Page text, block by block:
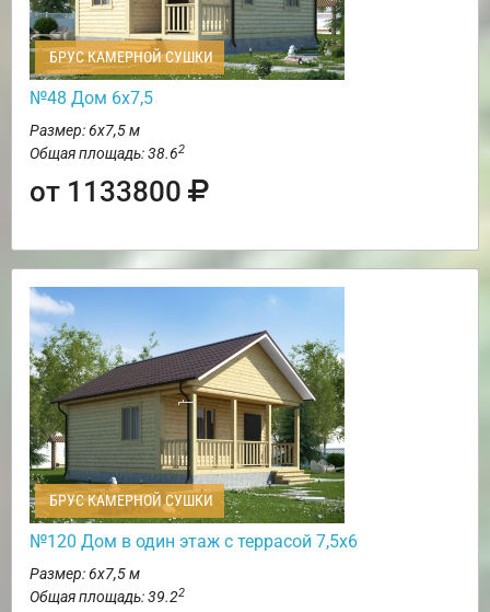
БРУС КАМЕРНОЙ СУШКИ
№48 Дом 6х7,5
Размер: 6х7,5 м
Общая площадь: 38.62
от 1133800
БРУС КАМЕРНОЙ СУШКИ
№120 Дом в один этаж с террасой 7,5х6
Размер: 6х7,5 м
Общая площадь: 39.22